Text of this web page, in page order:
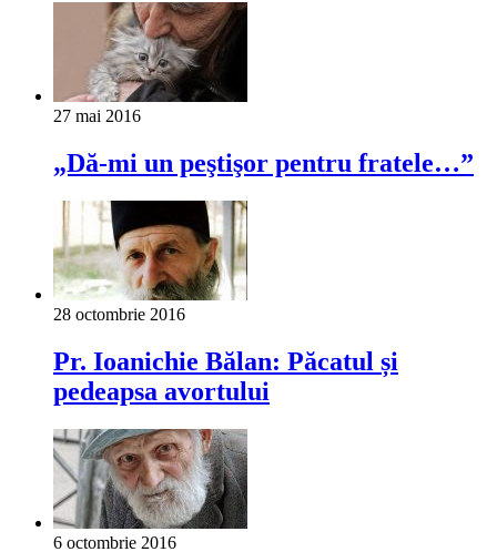
27 mai 2016
„Dă-mi un peştişor pentru fratele…”
28 octombrie 2016
Pr. Ioanichie Bălan: Păcatul și
pedeapsa avortului
6 octombrie 2016